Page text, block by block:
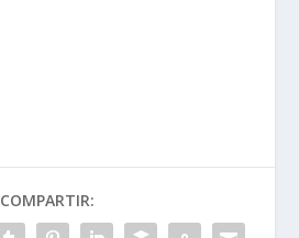
COMPARTIR: